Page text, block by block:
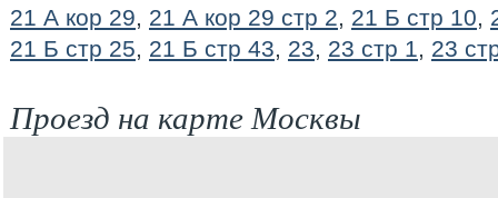
21 А кор 29, 21 А кор 29 стр 2, 21 Б стр 10,
21 Б стр 25, 21 Б стр 43, 23, 23 стр 1, 23
Проезд на карте Москвы